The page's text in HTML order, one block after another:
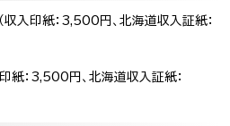
収入印紙：3,500円、北海道収入証紙：
紙：3,500円、北海道収入証紙：